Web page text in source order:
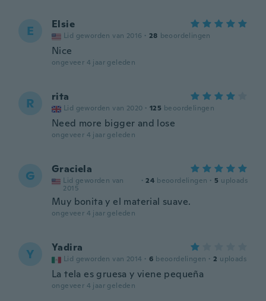
E Elsie
Lid geworden van 2016 · 28 beoordelingen
Nice
ongeveer 4 jaar geleden
R rita
Lid geworden van 2020 · 125 beoordelingen
Need more bigger and lose
ongeveer 4 jaar geleden
G Graciela
Lid geworden van
2015
· 24 beoordelingen · 5 uploads
Muy bonita y el material suave.
ongeveer 4 jaar geleden
Y Yadira
Lid geworden van 2014 · 6 beoordelingen · 2 uploads
La tela es gruesa y viene pequeña
ongeveer 4 jaar geleden